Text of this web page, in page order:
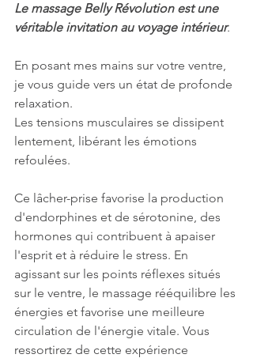
Le massage Belly Révolution est une
véritable invitation au voyage intérieur.
En posant mes mains sur votre ventre,
je vous guide vers un état de profonde
relaxation.
Les tensions musculaires se dissipent
lentement, libérant les émotions
refoulées.
Ce lâcher-prise favorise la production
d'endorphines et de sérotonine, des
hormones qui contribuent à apaiser
l'esprit et à réduire le stress. En
agissant sur les points réflexes situés
sur le ventre, le massage rééquilibre les
énergies et favorise une meilleure
circulation de l'énergie vitale. Vous
ressortirez de cette expérience